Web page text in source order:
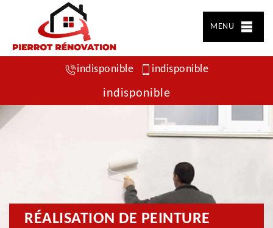
MENU
indisponible indisponible
indisponible
RÉALISATION DE PEINTURE